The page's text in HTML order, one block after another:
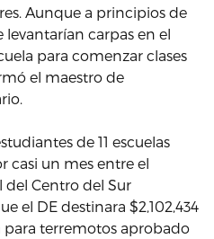
Aunque a principios de
levantarían carpas en el
para comenzar clases
el maestro de
de 11 escuelas
casi un mes entre el
del Centro del Sur
el DE destinara $2,102,434
terremotos aprobado